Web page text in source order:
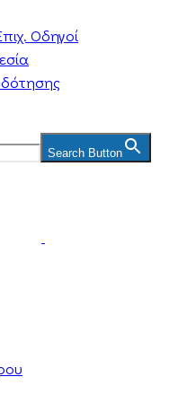
Οδηγοί
Search Button